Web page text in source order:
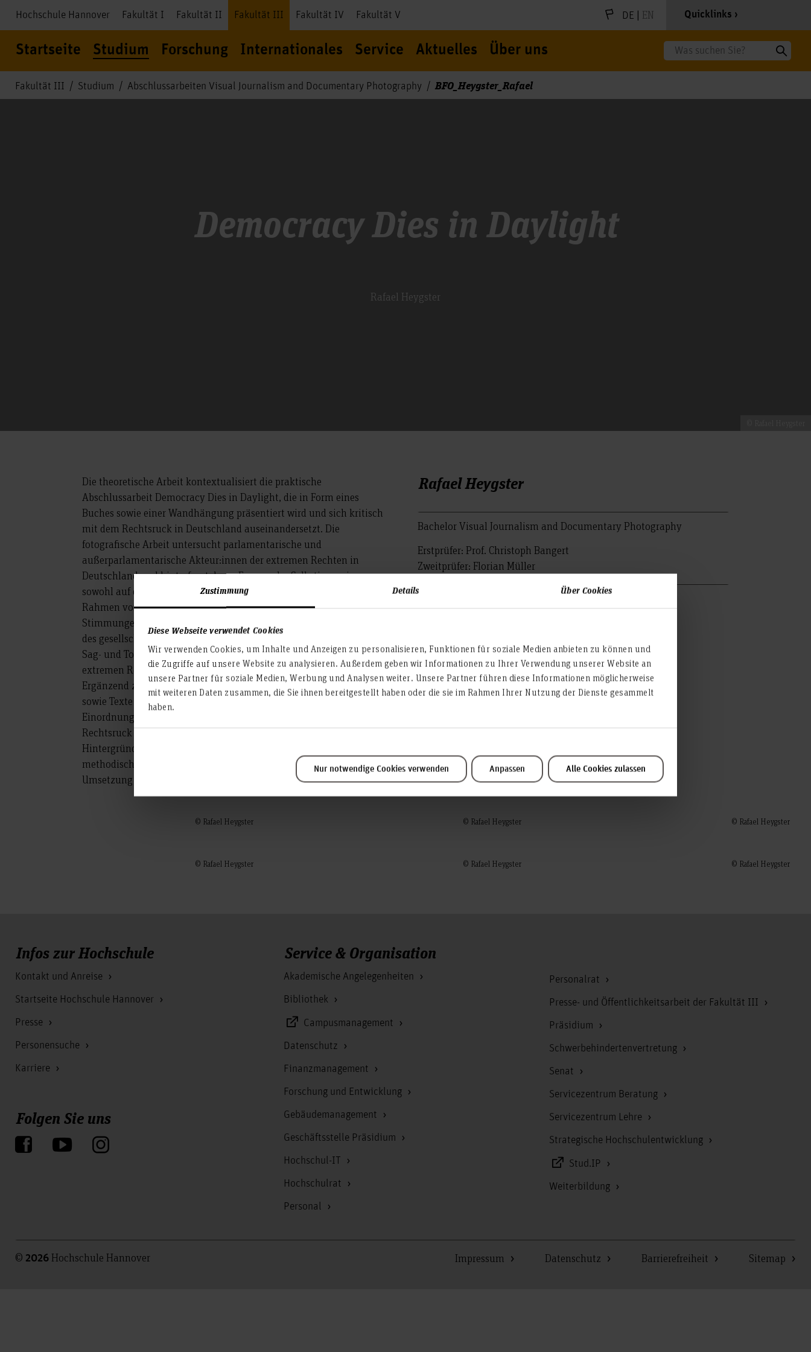
Zustimmung Details Über Cookies
Diese Webseite verwendet Cookies
Wir verwenden Cookies, um Inhalte und Anzeigen zu personalisieren, Funktionen für soziale Medien anbieten zu können und
die Zugriffe auf unsere Website zu analysieren. Außerdem geben wir Informationen zu Ihrer Verwendung unserer Website an
unsere Partner für soziale Medien, Werbung und Analysen weiter. Unsere Partner führen diese Informationen möglicherweise
mit weiteren Daten zusammen, die Sie ihnen bereitgestellt haben oder die sie im Rahmen Ihrer Nutzung der Dienste gesammelt
haben.
Nur notwendige Cookies verwenden Anpassen Alle Cookies zulassen
Hochschule Hannover Fakultät I Fakultät II Fakultät III Fakultät IV Fakultät V DE | EN Quicklinks
Startseite Studium Forschung Internationales Service Aktuelles Über uns Suche
Fakultät III Studium Abschlussarbeiten Visual Journalism and Documentary Photography BFO_Heygster_Rafael
Democracy Dies in Daylight
Rafael Heygster
Die theoretische Arbeit kontextualisiert die praktische
Abschlussarbeit Democracy Dies in Daylight, die in Form eines
Buches sowie einer Wandhängung präsentiert wird und sich kritisch
mit dem Rechtsruck in Deutschland auseinandersetzt. Die
fotografische Arbeit untersucht parlamentarische und
außerparlamentarische Akteur:innen der extremen Rechten in
Deutschland und hinterfragt deren Formen der Selbstinszenierung
sowohl auf der Presse zugänglichen Veranstaltungen als auch im
Rahmen von Portrait Shoots. Dokumentiert werden Ereignisse,
Stimmungen, Situationen und soziale Zusammenkünfte, die im Zuge
des gesellschaftlichen Rechtsrucks zur Verschiebung der Grenzen des
Sag- und Tolerierbaren beitragen und bei Anhänger:innen der
extremen Rechten Prozesse der Selbstermächtigung begünstigen.
Ergänzend zum fotografischen Teil des Buches schaffen eigene Texte
sowie Texte des US-Amerikanischen Historikers Timothy Snyder eine
Einordnung und zeigen Handlungsmöglichkeiten gegen den
Rechtsruck auf. Diese theoretische Arbeit stellt fachliche
Hintergründe sowie theoretische Bezugspunkte dar und reflektiert die
methodischen sowie konzeptionellen Entscheidungen, die der
Umsetzung der fotografischen Arbeit zugrunde liegen.
Rafael Heygster
Bachelor Visual Journalism and Documentary Photography
Erstprüfer: Prof. Christoph Bangert
Zweitprüfer: Florian Müller
© Rafael Heygster © Rafael Heygster © Rafael Heygster
© Rafael Heygster © Rafael Heygster © Rafael Heygster
Infos zur Hochschule
Kontakt und Anreise
Startseite Hochschule Hannover
Presse
Personensuche
Karriere
Folgen Sie uns
Service & Organisation
Akademische Angelegenheiten
Bibliothek
Campusmanagement
Datenschutz
Finanzmanagement
Forschung und Entwicklung
Gebäudemanagement
Geschäftsstelle Präsidium
Hochschul-IT
Hochschulrat
Personal
Personalrat
Presse- und Öffentlichkeitsarbeit der Fakultät III
Präsidium
Schwerbehindertenvertretung
Senat
Servicezentrum Beratung
Servicezentrum Lehre
Strategische Hochschulentwicklung
Stud.IP
Weiterbildung
© 2026 Hochschule Hannover Impressum Datenschutz Barrierefreiheit Sitemap